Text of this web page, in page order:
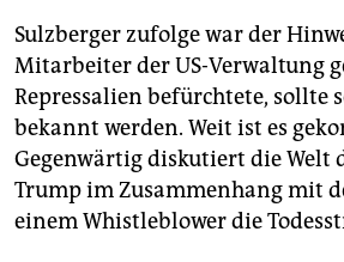
Sulzberger zufolge war der
Mitarbeiter der US-Verwaltung
Repressalien befürchtete, sollte
bekannt werden. Weit ist es
Gegenwärtig diskutiert die Welt
Trump im Zusammenhang mit
einem Whistleblower die